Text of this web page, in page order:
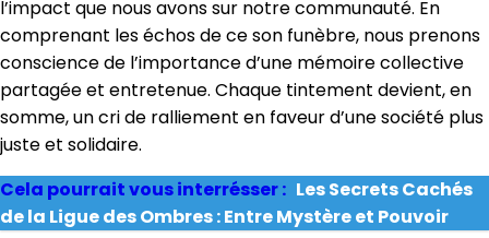
l’impact que nous avons sur notre communauté. En
comprenant les échos de ce son funèbre, nous prenons
conscience de l’importance d’une mémoire collective
partagée et entretenue. Chaque tintement devient, en
somme, un cri de ralliement en faveur d’une société plus
juste et solidaire.
Cela pourrait vous interrésser : Les Secrets Cachés
de la Ligue des Ombres : Entre Mystère et Pouvoir